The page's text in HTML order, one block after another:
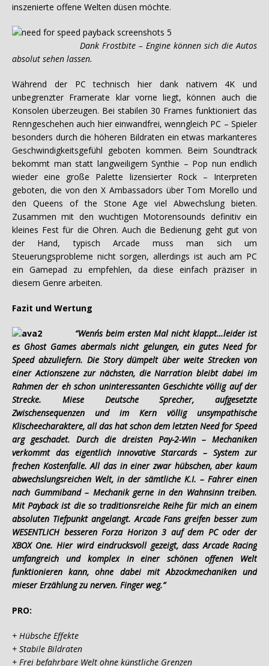
inszenierte offene Welten düsen möchte.
Dank Frostbite – Engine können sich die Autos
absolut sehen lassen.
Während der PC technisch hier dank nativem 4K und
unbegrenzter Framerate klar vorne liegt, können auch die
Konsolen überzeugen. Bei stabilen 30 Frames funktioniert das
Renngeschehen auch hier einwandfrei, wenngleich PC – Spieler
besonders durch die höheren Bildraten ein etwas markanteres
Geschwindigkeitsgefühl geboten kommen. Beim Soundtrack
bekommt man statt langweiligem Synthie – Pop nun endlich
wieder eine große Palette lizensierter Rock – Interpreten
geboten, die von den X Ambassadors über Tom Morello und
den Queens of the Stone Age viel Abwechslung bieten.
Zusammen mit den wuchtigen Motorensounds definitiv ein
kleines Fest für die Ohren. Auch die Bedienung geht gut von
der Hand, typisch Arcade muss man sich um
Steuerungsprobleme nicht sorgen, allerdings ist auch am PC
ein Gamepad zu empfehlen, da diese einfach präziser in
diesem Genre arbeiten.
Fazit und Wertung
“Wenn´s beim ersten Mal nicht klappt…leider ist
es Ghost Games abermals nicht gelungen, ein gutes Need for
Speed abzuliefern. Die Story dümpelt über weite Strecken von
einer Actionszene zur nächsten, die Narration bleibt dabei im
Rahmen der eh schon uninteressanten Geschichte völlig auf der
Strecke. Miese Deutsche Sprecher, aufgesetzte
Zwischensequenzen und im Kern völlig unsympathische
Klischeecharaktere, all das hat schon dem letzten Need for Speed
arg geschadet. Durch die dreisten Pay-2-Win – Mechaniken
verkommt das eigentlich innovative Starcards – System zur
frechen Kostenfalle. All das in einer zwar hübschen, aber kaum
abwechslungsreichen Welt, in der sämtliche K.I. – Fahrer einen
nach Gummiband – Mechanik gerne in den Wahnsinn treiben.
Mit Payback ist die so traditionsreiche Reihe für mich an einem
absoluten Tiefpunkt angelangt. Arcade Fans greifen besser zum
WESENTLICH besseren Forza Horizon 3 auf dem PC oder der
XBOX One. Hier wird eindrucksvoll gezeigt, dass Arcade Racing
umfangreich und komplex in einer schönen offenen Welt
funktionieren kann, ohne dabei mit Abzockmechaniken und
mieser Erzählung zu nerven. Finger weg.”
PRO:
+ Hübsche Effekte
+ Stabile Bildraten
+ Frei befahrbare Welt ohne künstliche Grenzen